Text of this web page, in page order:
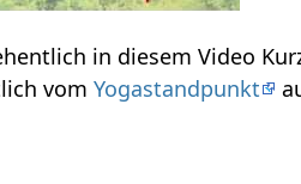
Erfahre einiges zum Thema Versehentlich‏‎
spricht hier über Versehentlich‏‎ vomYogastandpunkt